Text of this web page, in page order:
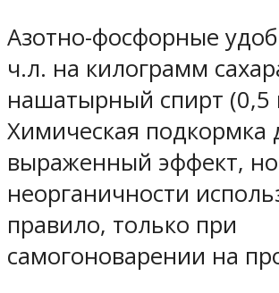
Азотно-фосфорные
ч.л. на килограмм
нашатырный спирт (0,5
Химическая подкормка
выраженный эффект, но
неорганичности
правило, только при
самогоноварении на